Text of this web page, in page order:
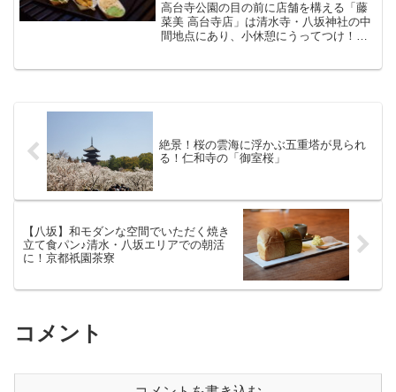
高台寺公園の目の前に店舗を構える「藤
菜美 高台寺店」は清水寺・八坂神社の中
間地点にあり、小休憩にうってつけ！み
絶景！桜の雲海に浮かぶ五重塔が見られ
る！仁和寺の「御室桜」
【八坂】和モダンな空間でいただく焼き
立て食パン♪清水・八坂エリアでの朝活
に！京都祇園茶寮
コメント